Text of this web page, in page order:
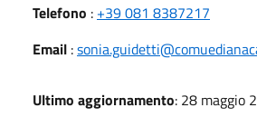
Telefono : +39 081 8387217
Email :
Ultimo aggiornamento: 28 maggio